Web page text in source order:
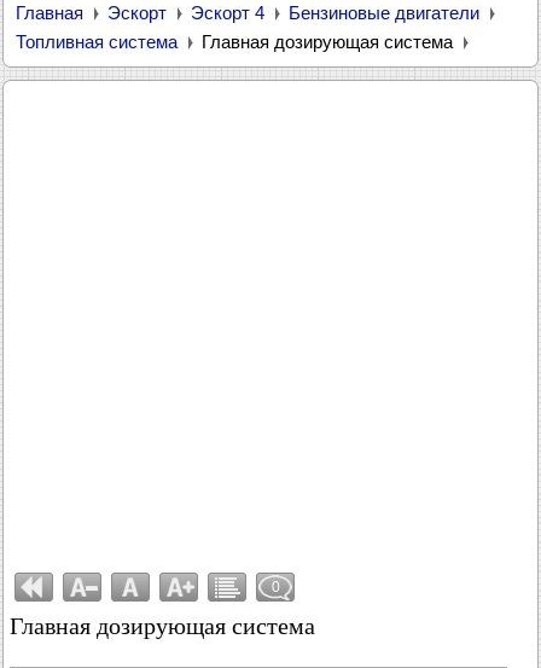
Главная Эскорт Эскорт 4
Бензиновые двигатели
Топливная система
Главная дозирующая система
0
Главная дозирующая система